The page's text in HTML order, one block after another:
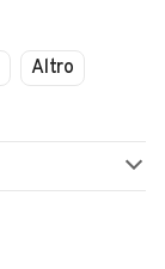
Altro